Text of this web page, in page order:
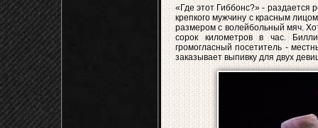
«Где этот Гиббонс?» - раздается
крепкого мужчину с красным
размером с волейбольный мяч.
сорок километров в час.
громогласный посетитель -
заказывает выпивку для двух